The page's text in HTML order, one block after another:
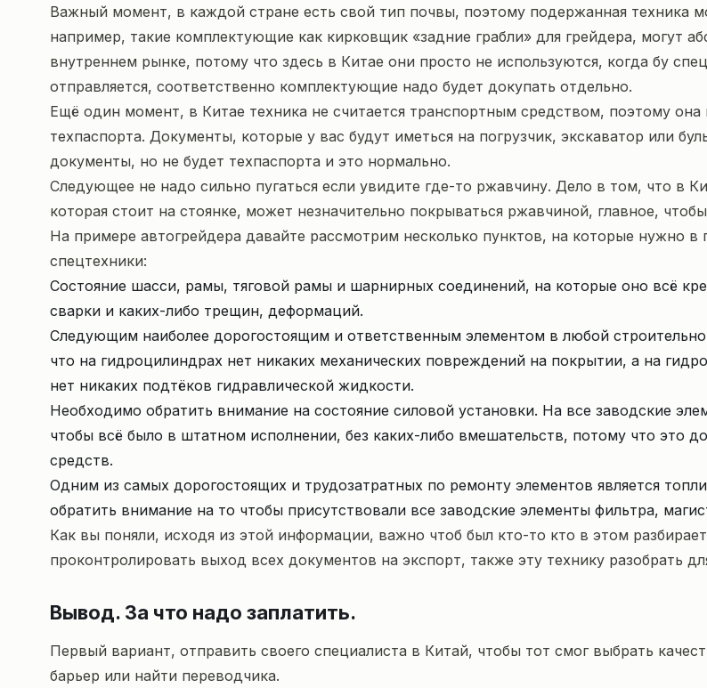
Важный момент, в каждой стране есть свой тип почвы, поэтому подержанная техника
например, такие комплектующие как кирковщик «задние грабли» для грейдера, могут
внутреннем рынке, потому что здесь в Китае они просто не используются, когда бу
отправляется, соответственно комплектующие надо будет докупать отдельно.
Ещё один момент, в Китае техника не считается транспортным средством, поэтому
техпаспорта. Документы, которые у вас будут иметься на погрузчик, экскаватор или
документы, но не будет техпаспорта и это нормально.
Следующее не надо сильно пугаться если увидите где-то ржавчину. Дело в том, что в
которая стоит на стоянке, может незначительно покрываться ржавчиной, главное,
На примере автогрейдера давайте рассмотрим несколько пунктов, на которые нужно
спецтехники:
Состояние шасси, рамы, тяговой рамы и шарнирных соединений, на которые оно всё
сварки и каких-либо трещин, деформаций.
Следующим наиболее дорогостоящим и ответственным элементом в любой
что на гидроцилиндрах нет никаких механических повреждений на покрытии, а на
нет никаких подтёков гидравлической жидкости.
Необходимо обратить внимание на состояние силовой установки. На все заводские
чтобы всё было в штатном исполнении, без каких-либо вмешательств, потому что это
средств.
Одним из самых дорогостоящих и трудозатратных по ремонту элементов является
обратить внимание на то чтобы присутствовали все заводские элементы фильтра,
Как вы поняли, исходя из этой информации, важно чтоб был кто-то кто в этом
проконтролировать выход всех документов на экспорт, также эту технику разобрать
Вывод. За что надо заплатить.
Первый вариант, отправить своего специалиста в Китай, чтобы тот смог выбрать
барьер или найти переводчика.